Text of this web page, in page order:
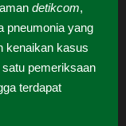
detikcom,
pneumonia yang
kenaikan kasus
pemeriksaan
terdapat